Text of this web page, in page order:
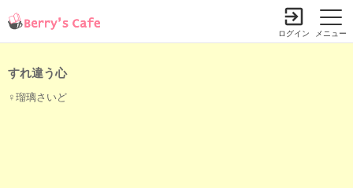
メニュー
ログイン
すれ違う心
♀瑠璃さいど